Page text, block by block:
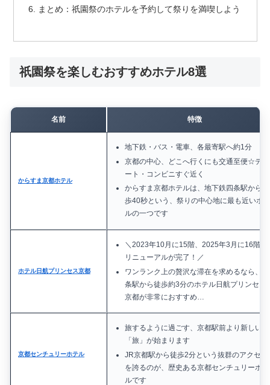
まとめ：祇園祭のホテルを予約して祭りを満喫しよう
祇園祭を楽しむおすすめホテル8選
名前 特徴
からすま京都ホテル
地下鉄・バス・電車、各最寄駅へ約1分
京都の中心、どこへ行くにも交通至便☆デパ
ート・コンビニすぐ近く
からすま京都ホテルは、地下鉄四条駅から徒
歩40秒という、祭りの中心地に最も近いホテ
ルの一つです
ホテル日航プリンセス京都
＼2023年10月に15階、2025年3月に16階の
リニューアルが完了！／
ワンランク上の贅沢な滞在を求めるなら、四
条駅から徒歩約3分のホテル日航プリンセス
京都が非常におすすめ…
京都センチュリーホテル
旅するように過ごす、京都駅前より新しい
「旅」が始まります
JR京都駅から徒歩2分という抜群のアクセス
を誇るのが、歴史ある京都センチュリーホテ
ルです